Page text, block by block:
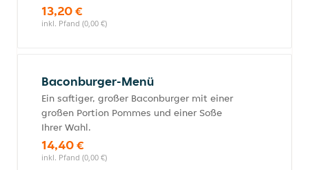
13,20 €
inkl. Pfand (0,00 €)
Baconburger-Menü
Ein saftiger, großer Baconburger mit einer
großen Portion Pommes und einer Soße
Ihrer Wahl.
14,40 €
inkl. Pfand (0,00 €)